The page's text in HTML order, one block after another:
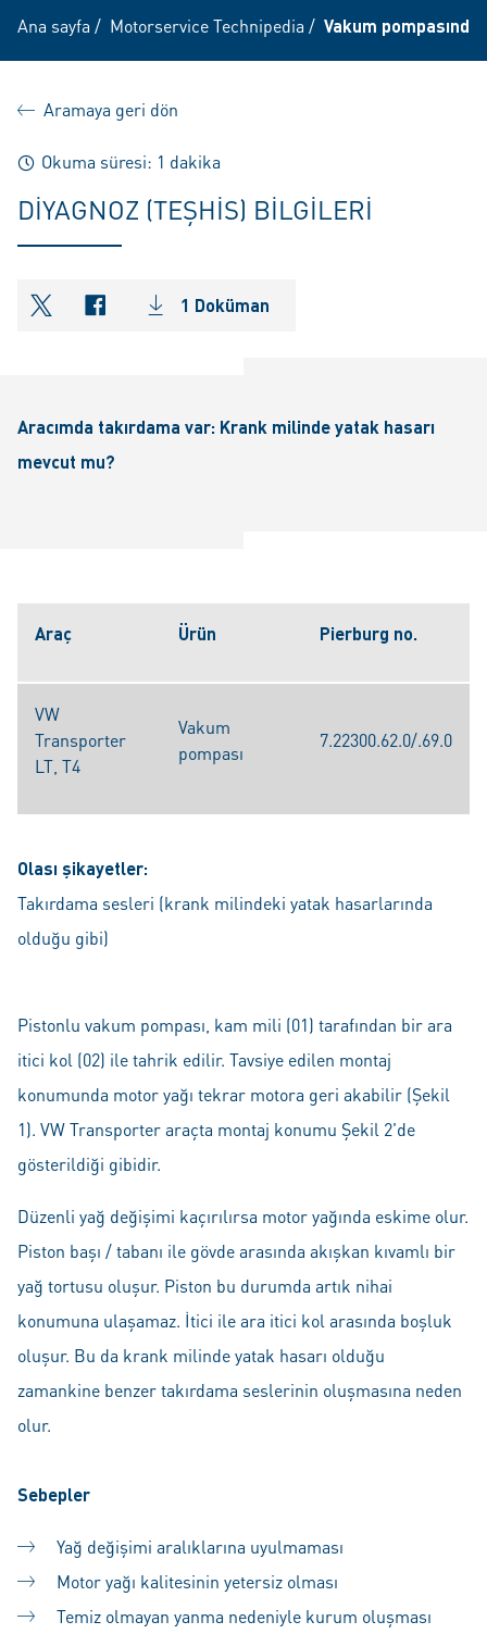
Ana sayfa / Motorservice Technipedia / Vakum
Aramaya geri dön
Okuma süresi: 1 dakika
DIYAGNOZ (TEŞHIS) BILGILERI
shareOntwitter
shareOnfacebook
1 Doküman
Aracımda takırdama var: Krank milinde yatak hasarı
mevcut mu?
Araç Ürün Pierburg no.
VW
Transporter
LT, T4
Vakum
pompası
7.22300.62.0/.69.0
Olası şikayetler:
Takırdama sesleri (krank milindeki yatak hasarlarında
olduğu gibi)
Pistonlu vakum pompası, kam mili (01) tarafından bir ara
itici kol (02) ile tahrik edilir. Tavsiye edilen montaj
konumunda motor yağı tekrar motora geri akabilir (Şekil
1). VW Transporter araçta montaj konumu Şekil 2'de
gösterildiği gibidir.
Düzenli yağ değişimi kaçırılırsa motor yağında eskime olur.
Piston başı / tabanı ile gövde arasında akışkan kıvamlı bir
yağ tortusu oluşur. Piston bu durumda artık nihai
konumuna ulaşamaz. İtici ile ara itici kol arasında boşluk
oluşur. Bu da krank milinde yatak hasarı olduğu
zamankine benzer takırdama seslerinin oluşmasına neden
olur.
Sebepler
Yağ değişimi aralıklarına uyulmaması
Motor yağı kalitesinin yetersiz olması
Temiz olmayan yanma nedeniyle kurum oluşması